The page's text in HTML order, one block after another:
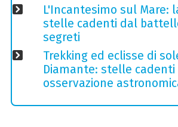
L'Incantesimo sul Mare:
stelle cadenti dal
segreti
Trekking ed eclisse di
Diamante: stelle cadenti
osservazione